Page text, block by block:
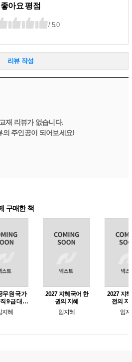
좋아요 평점
/ 5.0
리뷰 작성
재 리뷰가 없습니다.
의 주인공이 되어보세요!
구매한 책
무원 국가
9급 대비
성의 지혜
지혜
2027 지혜국어 한
권의 지혜
임지혜
2027 지
전의 지
임